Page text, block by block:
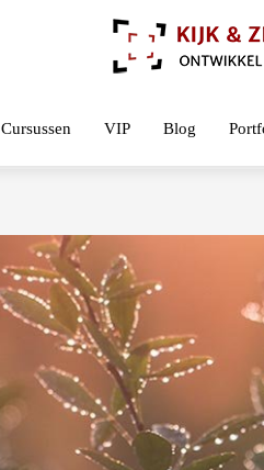
Cursussen VIP Blog